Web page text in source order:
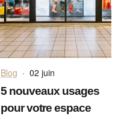
Blog · 02 juin
5 nouveaux usages
pour votre espace